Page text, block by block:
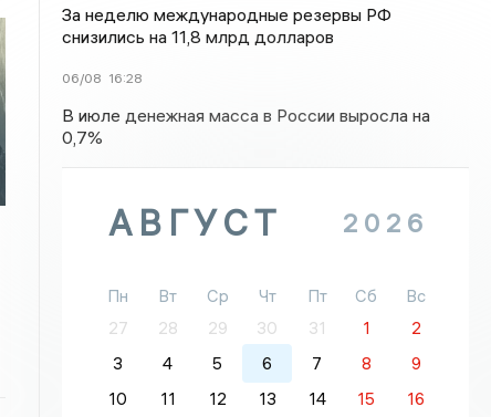
За неделю международные резервы РФ
снизились на 11,8 млрд долларов
06/08 16:28
В июле денежная масса в России выросла на
0,7%
АВГУСТ 2026
Пн Вт Ср Чт Пт Сб
Вс
27
28 29 30 31 1
2
3
4 5 6 7 8
9
10
11 12 13 14 15
16